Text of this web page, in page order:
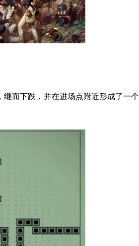
而下跌，并在进场点附近形成了一